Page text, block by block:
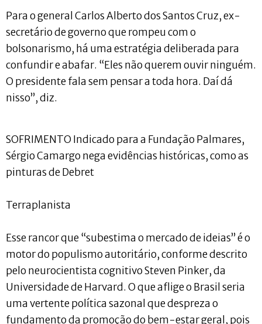
Para o general Carlos Alberto dos Santos Cruz, ex-
secretário de governo que rompeu com o
bolsonarismo, há uma estratégia deliberada para
confundir e abafar. “Eles não querem ouvir ninguém.
O presidente fala sem pensar a toda hora. Daí dá
nisso”, diz.
SOFRIMENTO Indicado para a Fundação Palmares,
Sérgio Camargo nega evidências históricas, como as
pinturas de Debret
Terraplanista
Esse rancor que “subestima o mercado de ideias” é o
motor do populismo autoritário, conforme descrito
pelo neurocientista cognitivo Steven Pinker, da
Universidade de Harvard. O que aflige o Brasil seria
uma vertente política sazonal que despreza o
fundamento da promoção do bem-estar geral, pois